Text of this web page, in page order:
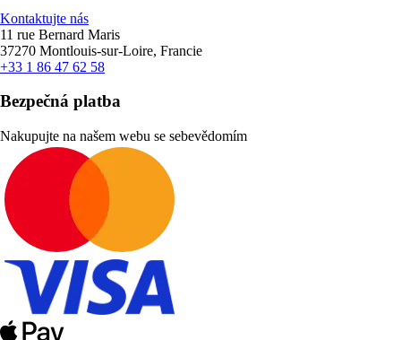
Kontaktujte nás
11 rue Bernard Maris
37270 Montlouis-sur-Loire, Francie
+33 1 86 47 62 58
Bezpečná platba
Nakupujte na našem webu se sebevědomím